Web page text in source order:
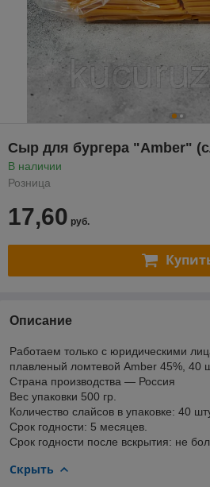
Сыр для бургера "Amber"
В наличии
Розница
17,60 руб.
Описание
Работаем только с юридическими
плавленый ломтевой Amber 45%, 40
Страна производства — Россия
Вес упаковки 500 гр.
Количество слайсов в упаковке: 40
Срок годности: 5 месяцев.
Срок годности после вскрытия: не
Скрыть